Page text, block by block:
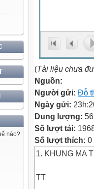
nào?
(Tài liệu chưa
Nguồn:
Người gửi: Đỗ
Ngày gửi:
Dung lượng:
Số lượt tải:
Số lượt thích: 0
1. KHUNG MA
TT